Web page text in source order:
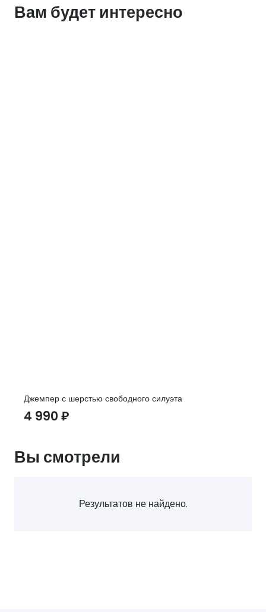
Вам будет интересно
Джемпер с шерстью свободного силуэта
4 990 ₽
Вы смотрели
Результатов не найдено.